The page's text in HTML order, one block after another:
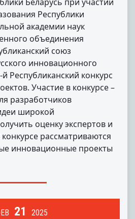
Республики
академии наук
объединения
союз
инновационного
Республиканский конкурс
Участие в конкурсе –
разработчиков
широкой
оценку экспертов и
рассматриваются
инновационные проекты
21 2025